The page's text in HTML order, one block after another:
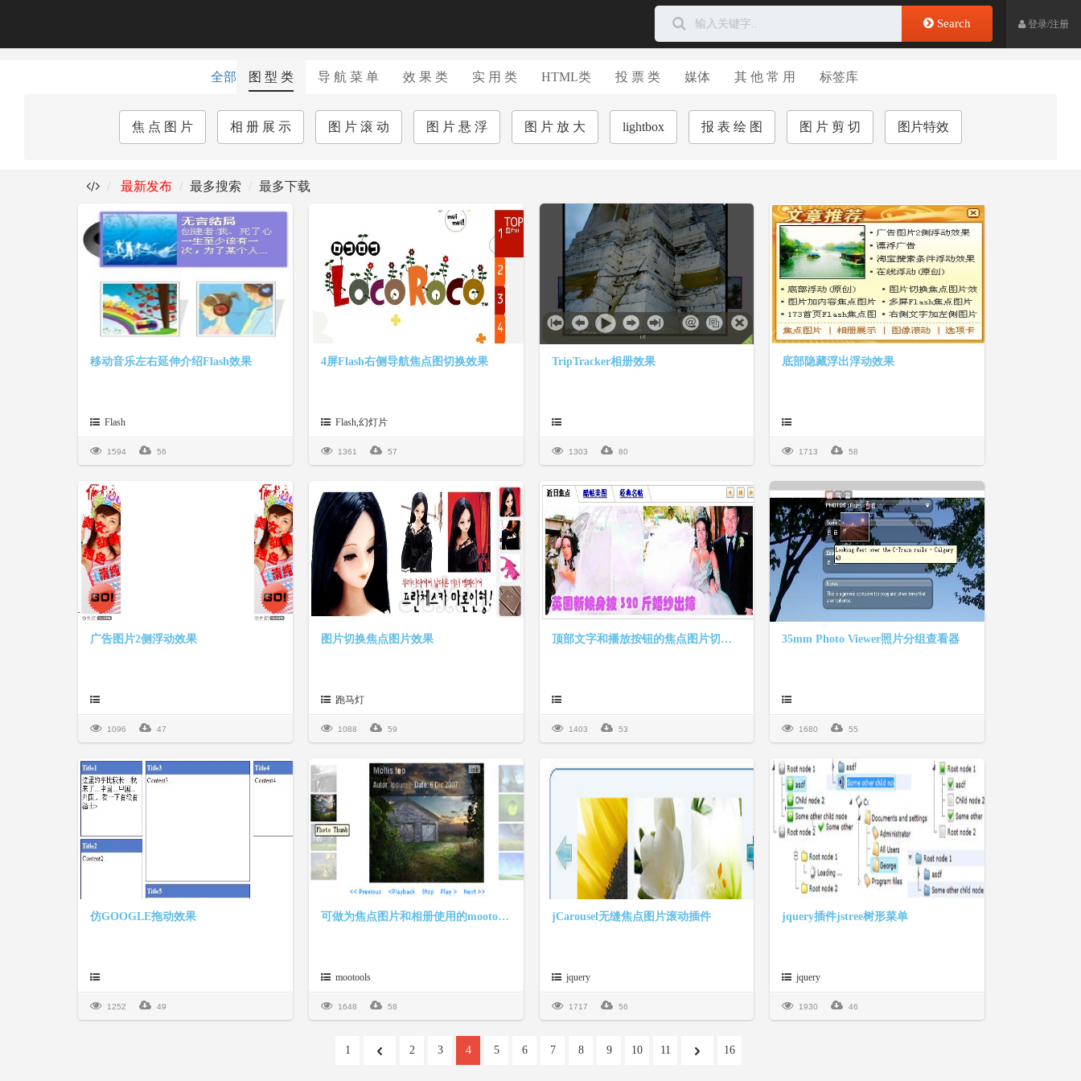
Search 登录/注册
全部 图 型 类 导 航 菜 单 效 果 类 实 用 类 HTML类 投 票 类 媒体 其 他 常 用 标签库
焦 点 图 片 相 册 展 示 图 片 滚 动 图 片 悬 浮 图 片 放 大 lightbox 报 表 绘 图 图 片 剪 切 图片特效
最新发布 最多搜索 最多下载
移动音乐左右延伸介绍Flash效果
Flash
1594 56
4屏Flash右侧导航焦点图切换效果
Flash,幻灯片
1361 57
TripTracker相册效果
1303 80
底部隐藏浮出浮动效果
1713 58
广告图片2侧浮动效果
1096 47
图片切换焦点图片效果
跑马灯
1088 59
顶部文字和播放按钮的焦点图片切换效果
1403 53
35mm Photo Viewer照片分组查看器
1680 55
仿GOOGLE拖动效果
1252 49
可做为焦点图片和相册使用的mootools插件NoobSlide
mootools
1648 58
jCarousel无缝焦点图片滚动插件
jquery
1717 56
jquery插件jstree树形菜单
jquery
1930 46
1 2 3 4 5 6 7 8 9 10 11 16